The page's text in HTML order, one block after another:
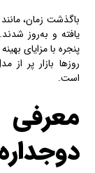
باگذشت زمان،
یافته و به‌روز شدند.
پنجره با مزایای
روزها بازار پر
است.